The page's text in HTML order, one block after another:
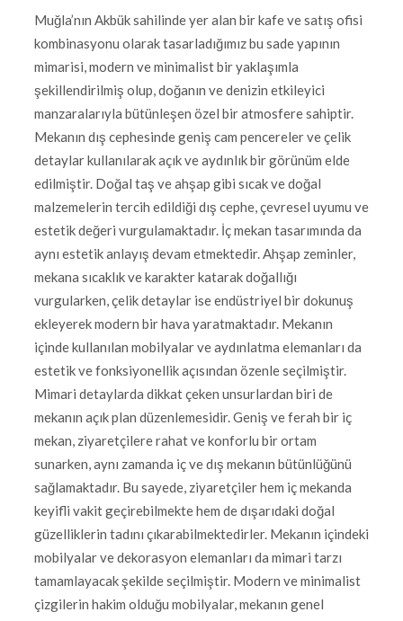
Muğla’nın Akbük sahilinde yer alan bir kafe ve satış ofisi
kombinasyonu olarak tasarladığımız bu sade yapının
mimarisi, modern ve minimalist bir yaklaşımla
şekillendirilmiş olup, doğanın ve denizin etkileyici
manzaralarıyla bütünleşen özel bir atmosfere sahiptir.
Mekanın dış cephesinde geniş cam pencereler ve çelik
detaylar kullanılarak açık ve aydınlık bir görünüm elde
edilmiştir. Doğal taş ve ahşap gibi sıcak ve doğal
malzemelerin tercih edildiği dış cephe, çevresel uyumu ve
estetik değeri vurgulamaktadır. İç mekan tasarımında da
aynı estetik anlayış devam etmektedir. Ahşap zeminler,
mekana sıcaklık ve karakter katarak doğallığı
vurgularken, çelik detaylar ise endüstriyel bir dokunuş
ekleyerek modern bir hava yaratmaktadır. Mekanın
içinde kullanılan mobilyalar ve aydınlatma elemanları da
estetik ve fonksiyonellik açısından özenle seçilmiştir.
Mimari detaylarda dikkat çeken unsurlardan biri de
mekanın açık plan düzenlemesidir. Geniş ve ferah bir iç
mekan, ziyaretçilere rahat ve konforlu bir ortam
sunarken, aynı zamanda iç ve dış mekanın bütünlüğünü
sağlamaktadır. Bu sayede, ziyaretçiler hem iç mekanda
keyifli vakit geçirebilmekte hem de dışarıdaki doğal
güzelliklerin tadını çıkarabilmektedirler. Mekanın içindeki
mobilyalar ve dekorasyon elemanları da mimari tarzı
tamamlayacak şekilde seçilmiştir. Modern ve minimalist
çizgilerin hakim olduğu mobilyalar, mekanın genel